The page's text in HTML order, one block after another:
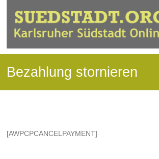
Bezahlung stornieren
[AWPCPCANCELPAYMENT]